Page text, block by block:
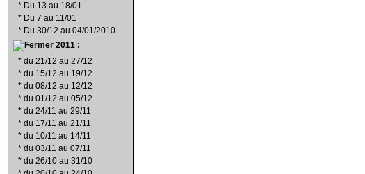
* Du 13 au 18/01
* Du 7 au 11/01
* Du 30/12 au 04/01/2010
2011 :
* du 21/12 au 27/12
* du 15/12 au 19/12
* du 08/12 au 12/12
* du 01/12 au 05/12
* du 24/11 au 29/11
* du 17/11 au 21/11
* du 10/11 au 14/11
* du 03/11 au 07/11
* du 26/10 au 31/10